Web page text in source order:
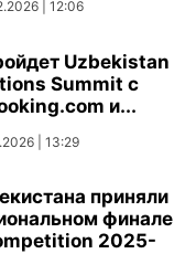
| 12:06
Uzbekistan
Summit с
и...
| 13:29
приняли
финале
2025-